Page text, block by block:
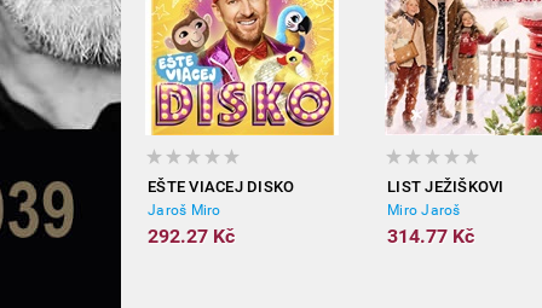
EŠTE VIACEJ DISKO
Jaroš Miro
292.27 Kč
LIST JEŽIŠKOVI
Miro Jaroš
314.77 Kč